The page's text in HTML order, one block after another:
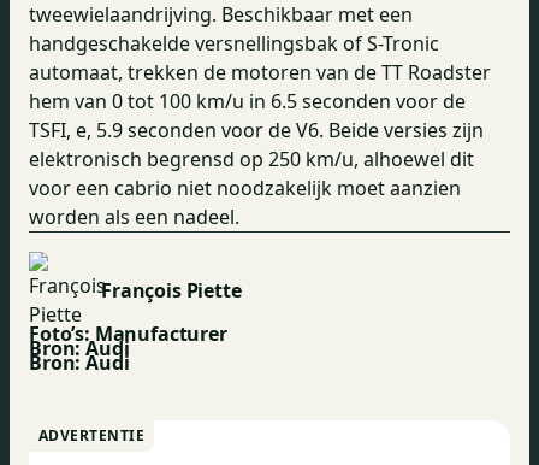
tweewielaandrijving. Beschikbaar met een
handgeschakelde versnellingsbak of S-Tronic
automaat, trekken de motoren van de TT Roadster
hem van 0 tot 100 km/u in 6.5 seconden voor de
TSFI, e, 5.9 seconden voor de V6. Beide versies zijn
elektronisch begrensd op 250 km/u, alhoewel dit
voor een cabrio niet noodzakelijk moet aanzien
worden als een nadeel.
François Piette
Foto’s: Manufacturer
Bron: Audi
Bron:Audi
ADVERTENTIE